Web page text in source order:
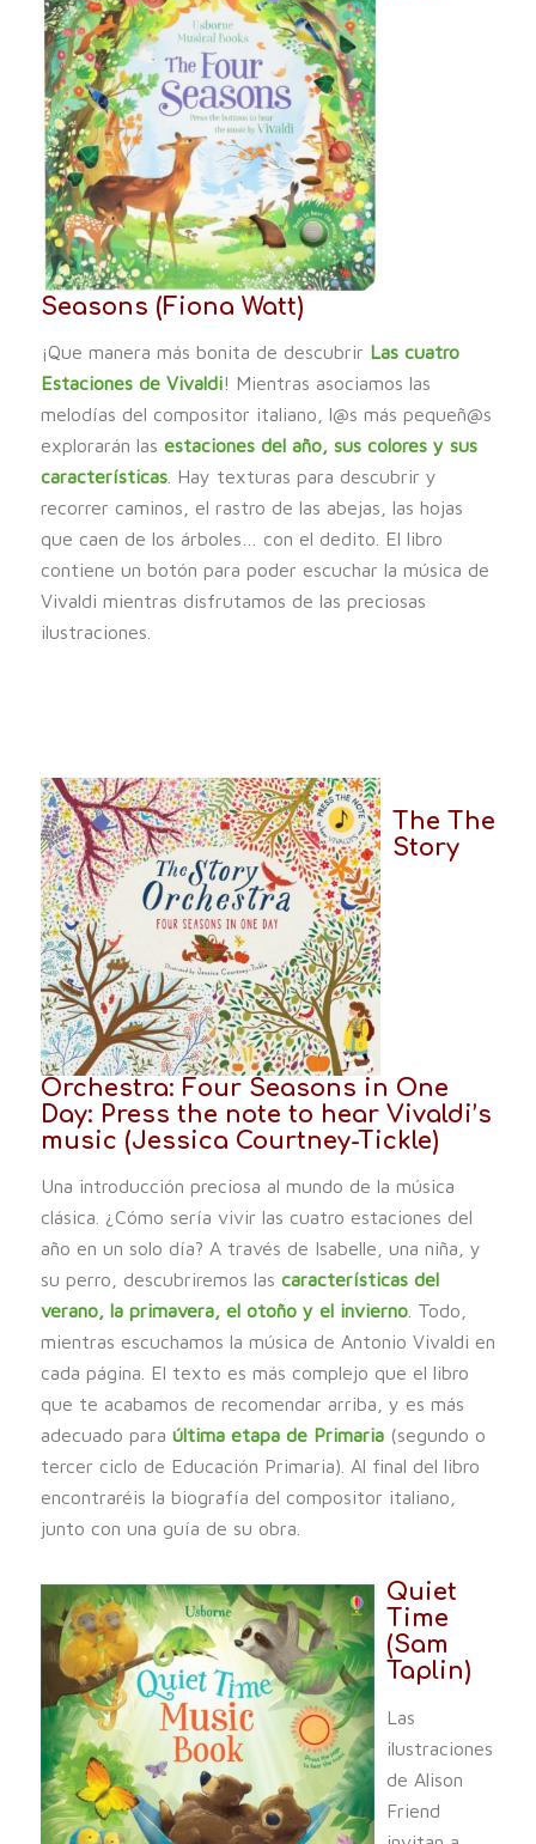
Seasons (Fiona Watt)
¡Que manera más bonita de descubrir Las cuatro
Estaciones de Vivaldi! Mientras asociamos las
melodías del compositor italiano, l@s más pequeñ@s
explorarán las estaciones del año, sus colores y sus
características. Hay texturas para descubrir y
recorrer caminos, el rastro de las abejas, las hojas
que caen de los árboles… con el dedito. El libro
contiene un botón para poder escuchar la música de
Vivaldi mientras disfrutamos de las preciosas
ilustraciones.
The The
Story
Orchestra: Four Seasons in One
Day: Press the note to hear Vivaldi’s
music (Jessica Courtney-Tickle)
Una introducción preciosa al mundo de la música
clásica. ¿Cómo sería vivir las cuatro estaciones del
año en un solo día? A través de Isabelle, una niña, y
su perro, descubriremos las características del
verano, la primavera, el otoño y el invierno. Todo,
mientras escuchamos la música de Antonio Vivaldi en
cada página. El texto es más complejo que el libro
que te acabamos de recomendar arriba, y es más
adecuado para última etapa de Primaria(segundo o
tercer ciclo de Educación Primaria). Al final del libro
encontraréis la biografía del compositor italiano,
junto con una guía de su obra.
Quiet
Time
(Sam
Taplin)
Las
ilustraciones
de Alison
Friend